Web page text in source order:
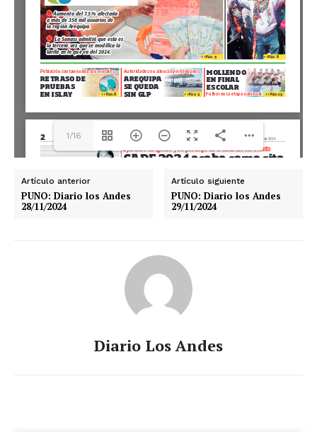
1/16
Artículo anterior
PUNO: Diario los Andes
28/11/2024
Artículo siguiente
PUNO: Diario los Andes
29/11/2024
Diario Los Andes